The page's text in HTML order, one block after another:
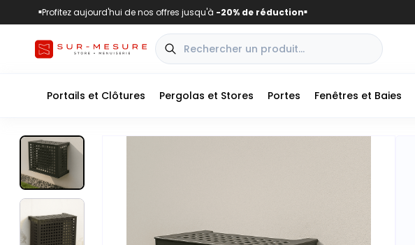
■Profitez aujourd'hui de nos offres jusqu'à -20% de réduction■
Portails et Clôtures Pergolas et Stores Portes Fenêtres et Baies